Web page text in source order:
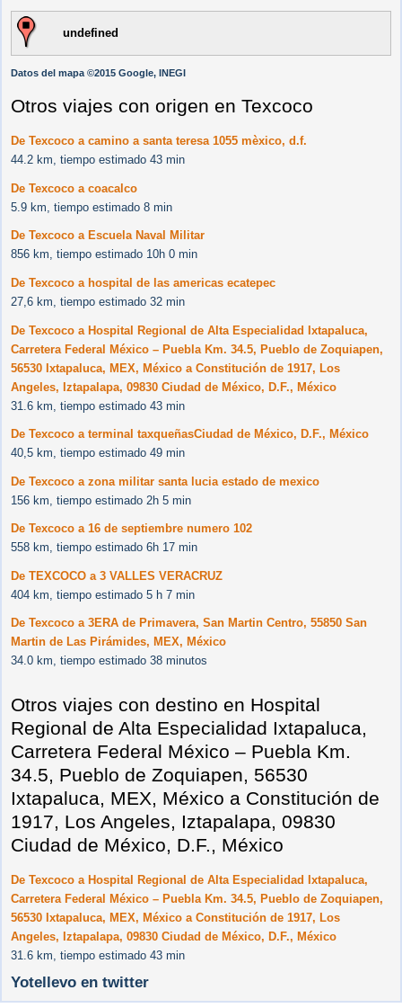
undefined
Datos del mapa ©2015 Google, INEGI
Otros viajes con origen en Texcoco
De Texcoco a camino a santa teresa 1055 mèxico, d.f.
44.2 km, tiempo estimado 43 min
De Texcoco a coacalco
5.9 km, tiempo estimado 8 min
De Texcoco a Escuela Naval Militar
856 km, tiempo estimado 10h 0 min
De Texcoco a hospital de las americas ecatepec
27,6 km, tiempo estimado 32 min
De Texcoco a Hospital Regional de Alta Especialidad Ixtapaluca,
Carretera Federal México – Puebla Km. 34.5, Pueblo de Zoquiapen,
56530 Ixtapaluca, MEX, México a Constitución de 1917, Los
Angeles, Iztapalapa, 09830 Ciudad de México, D.F., México
31.6 km, tiempo estimado 43 min
De Texcoco a terminal taxqueñasCiudad de México, D.F., México
40,5 km, tiempo estimado 49 min
De Texcoco a zona militar santa lucia estado de mexico
156 km, tiempo estimado 2h 5 min
De Texcoco a 16 de septiembre numero 102
558 km, tiempo estimado 6h 17 min
De TEXCOCO a 3 VALLES VERACRUZ
404 km, tiempo estimado 5 h 7 min
De Texcoco a 3ERA de Primavera, San Martin Centro, 55850 San
Martin de Las Pirámides, MEX, México
34.0 km, tiempo estimado 38 minutos
Otros viajes con destino en Hospital
Regional de Alta Especialidad Ixtapaluca,
Carretera Federal México – Puebla Km.
34.5, Pueblo de Zoquiapen, 56530
Ixtapaluca, MEX, México a Constitución de
1917, Los Angeles, Iztapalapa, 09830
Ciudad de México, D.F., México
De Texcoco a Hospital Regional de Alta Especialidad Ixtapaluca,
Carretera Federal México – Puebla Km. 34.5, Pueblo de Zoquiapen,
56530 Ixtapaluca, MEX, México a Constitución de 1917, Los
Angeles, Iztapalapa, 09830 Ciudad de México, D.F., México
31.6 km, tiempo estimado 43 min
Yotellevo en twitter